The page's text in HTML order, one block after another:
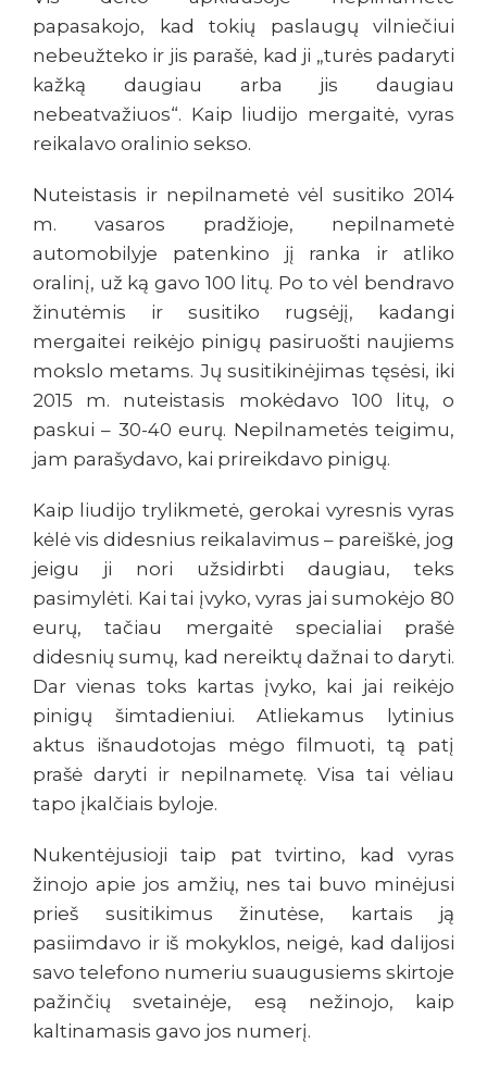
papasakojo, kad tokių paslaugų vilniečiui
nebeužteko ir jis parašė, kad ji „turės padaryti
kažką daugiau arba jis daugiau
nebeatvažiuos“. Kaip liudijo mergaitė, vyras
reikalavo oralinio sekso.
Nuteistasis ir nepilnametė vėl susitiko 2014
m. vasaros pradžioje, nepilnametė
automobilyje patenkino jį ranka ir atliko
oralinį, už ką gavo 100 litų. Po to vėl bendravo
žinutėmis ir susitiko rugsėjį, kadangi
mergaitei reikėjo pinigų pasiruošti naujiems
mokslo metams. Jų susitikinėjimas tęsėsi, iki
2015 m. nuteistasis mokėdavo 100 litų, o
paskui – 30-40 eurų. Nepilnametės teigimu,
jam parašydavo, kai prireikdavo pinigų.
Kaip liudijo trylikmetė, gerokai vyresnis vyras
kėlė vis didesnius reikalavimus – pareiškė, jog
jeigu ji nori užsidirbti daugiau, teks
pasimylėti. Kai tai įvyko, vyras jai sumokėjo 80
eurų, tačiau mergaitė specialiai prašė
didesnių sumų, kad nereiktų dažnai to daryti.
Dar vienas toks kartas įvyko, kai jai reikėjo
pinigų šimtadieniui. Atliekamus lytinius
aktus išnaudotojas mėgo filmuoti, tą patį
prašė daryti ir nepilnametę. Visa tai vėliau
tapo įkalčiais byloje.
Nukentėjusioji taip pat tvirtino, kad vyras
žinojo apie jos amžių, nes tai buvo minėjusi
prieš susitikimus žinutėse, kartais ją
pasiimdavo ir iš mokyklos, neigė, kad dalijosi
savo telefono numeriu suaugusiems skirtoje
pažinčių svetainėje, esą nežinojo, kaip
kaltinamasis gavo jos numerį.